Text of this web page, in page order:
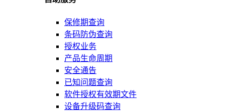
保修期查询
条码防伪查询
授权业务
产品生命周期
安全通告
已知问题查询
软件授权有效期文件
设备升级码查询